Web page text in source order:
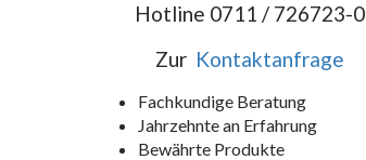
Hotline 0711 / 726723-0
Zur Kontaktanfrage
Fachkundige Beratung
Jahrzehnte an Erfahrung
Bewährte Produkte